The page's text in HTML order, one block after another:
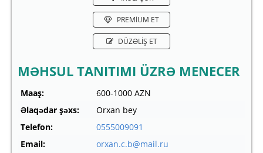
PREMİUM ET
DÜZƏLİŞ ET
MƏHSUL TANITIMI ÜZRƏ MENECER
Maaş:
600-1000 AZN
Əlaqədar şəxs:
Orxan bey
Telefon:
0555009091
Email:
orxan.c.b@mail.ru